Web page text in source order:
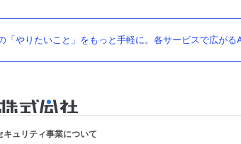
「やりたいこと」をもっと手軽に。各サービスで広がる
ュリティ事業について